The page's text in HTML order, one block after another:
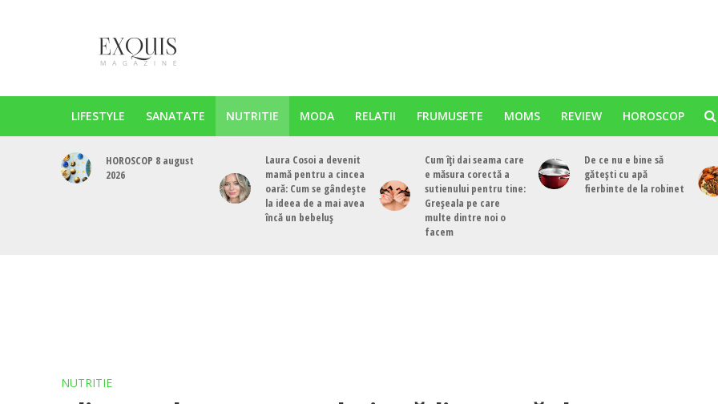
LIFESTYLE SANATATE NUTRITIE MODA RELATII FRUMUSETE MOMS REVIEW HOROSCOP
HOROSCOP 8 august
2026
Laura Cosoi a devenit
mamă pentru a cincea
oară: Cum se gândește
la ideea de a mai avea
încă un bebeluș
Cum îți dai seama care
e măsura corectă a
sutienului pentru tine:
Greșeala pe care
multe dintre noi o
facem
De ce nu e bine să
gătești cu apă
fierbinte de la robinet
NUTRITIE